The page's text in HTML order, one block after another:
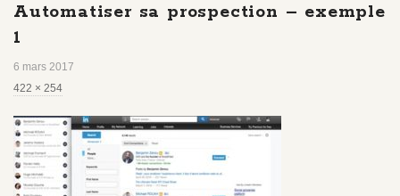
Automatiser sa prospection – exemple
1
6 mars 2017
F
l
l
s
i
z
422 × 254